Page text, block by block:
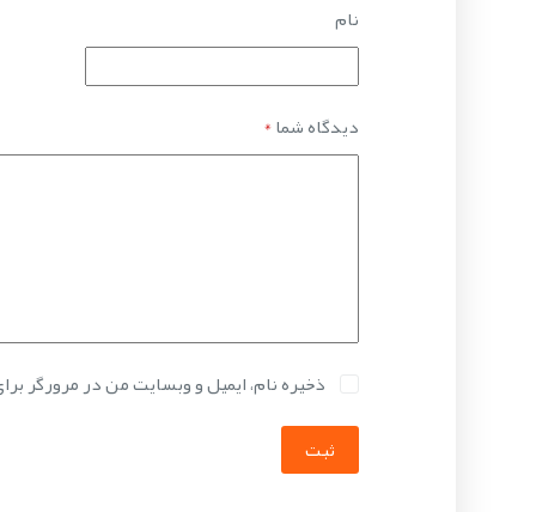
نام
دیدگاه شما*
ذخیره نام، ایمیل و وبسایت من در مرورگر
ثبت